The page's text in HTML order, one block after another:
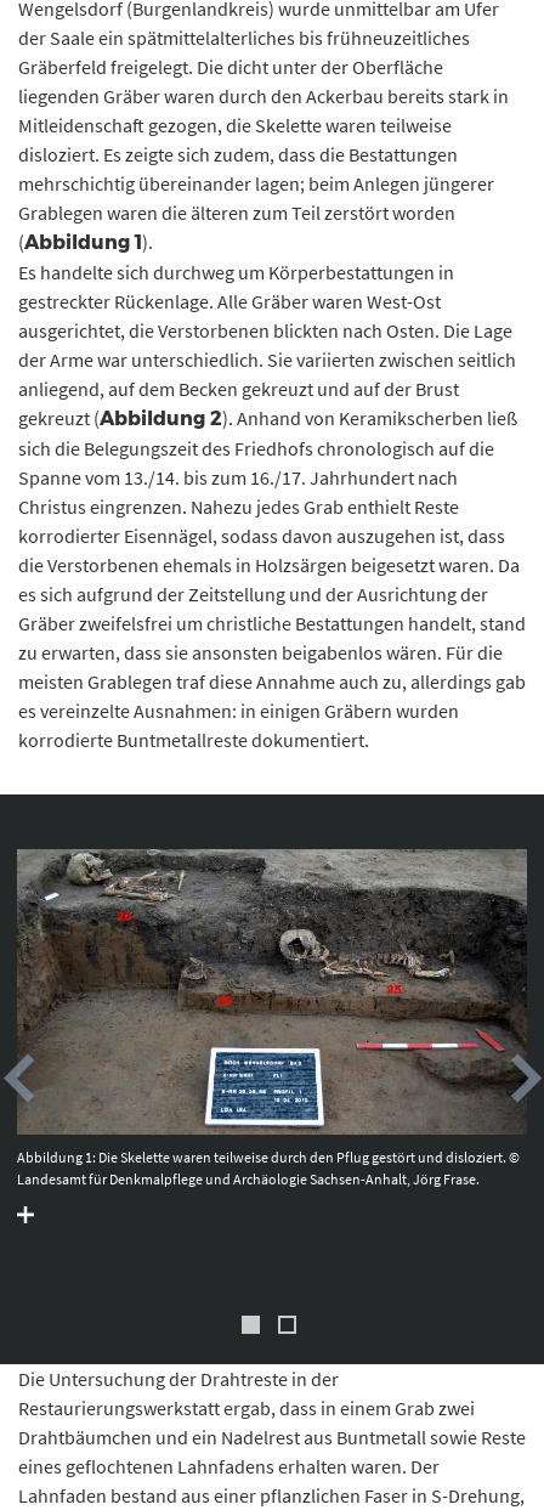
Wengelsdorf (Burgenlandkreis) wurde unmittelbar am Ufer
der Saale ein spätmittelalterliches bis frühneuzeitliches
Gräberfeld freigelegt. Die dicht unter der Oberfläche
liegenden Gräber waren durch den Ackerbau bereits stark in
Mitleidenschaft gezogen, die Skelette waren teilweise
disloziert. Es zeigte sich zudem, dass die Bestattungen
mehrschichtig übereinander lagen; beim Anlegen jüngerer
Grablegen waren die älteren zum Teil zerstört worden
(Abbildung 1 ).
Es handelte sich durchweg um Körperbestattungen in
gestreckter Rückenlage. Alle Gräber waren West-Ost
ausgerichtet, die Verstorbenen blickten nach Osten. Die Lage
der Arme war unterschiedlich. Sie variierten zwischen seitlich
anliegend, auf dem Becken gekreuzt und auf der Brust
gekreuzt (Abbildung 2). Anhand von Keramikscherben ließ
sich die Belegungszeit des Friedhofs chronologisch auf die
Spanne vom 13./14. bis zum 16./17. Jahrhundert nach
Christus eingrenzen. Nahezu jedes Grab enthielt Reste
korrodierter Eisennägel, sodass davon auszugehen ist, dass
die Verstorbenen ehemals in Holzsärgen beigesetzt waren. Da
es sich aufgrund der Zeitstellung und der Ausrichtung der
Gräber zweifelsfrei um christliche Bestattungen handelt, stand
zu erwarten, dass sie ansonsten beigabenlos wären. Für die
meisten Grablegen traf diese Annahme auch zu, allerdings gab
es vereinzelte Ausnahmen: in einigen Gräbern wurden
korrodierte Buntmetallreste dokumentiert.
Abbildung 1: Die Skelette waren teilweise durch den Pflug gestört und disloziert. ©
Landesamt für Denkmalpflege und Archäologie Sachsen-Anhalt, Jörg Frase.
Die Untersuchung der Drahtreste in der
Restaurierungswerkstatt ergab, dass in einem Grab zwei
Drahtbäumchen und ein Nadelrest aus Buntmetall sowie Reste
eines geflochtenen Lahnfadens erhalten waren. Der
Lahnfaden bestand aus einer pflanzlichen Faser in S-Drehung,